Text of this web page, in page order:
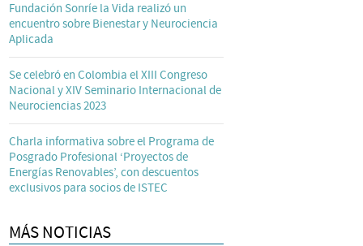
Fundación Sonríe la Vida realizó un
encuentro sobre Bienestar y Neurociencia
Aplicada
Se celebró en Colombia el XIII Congreso
Nacional y XIV Seminario Internacional de
Neurociencias 2023
Charla informativa sobre el Programa de
Posgrado Profesional ‘Proyectos de
Energías Renovables’, con descuentos
exclusivos para socios de ISTEC
MÁS NOTICIAS